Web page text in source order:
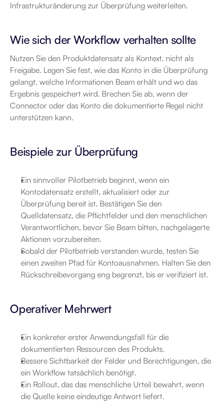
Infrastrukturänderung zur Überprüfung weiterleiten.
Wie sich der Workflow verhalten sollte
Nutzen Sie den Produktdatensatz als Kontext, nicht als
Freigabe. Legen Sie fest, wie das Konto in die Überprüfung
gelangt, welche Informationen Beam erhält und wo das
Ergebnis gespeichert wird. Brechen Sie ab, wenn der
Connector oder das Konto die dokumentierte Regel nicht
unterstützen kann.
Beispiele zur Überprüfung
Ein sinnvoller Pilotbetrieb beginnt, wenn ein
Kontodatensatz erstellt, aktualisiert oder zur
Überprüfung bereit ist. Bestätigen Sie den
Quelldatensatz, die Pflichtfelder und den menschlichen
Verantwortlichen, bevor Sie Beam bitten, nachgelagerte
Aktionen vorzubereiten.
Sobald der Pilotbetrieb verstanden wurde, testen Sie
einen zweiten Pfad für Kontoausnahmen. Halten Sie den
Rückschreibevorgang eng begrenzt, bis er verifiziert ist.
Operativer Mehrwert
Ein konkreter erster Anwendungsfall für die
dokumentierten Ressourcen des Produkts.
Bessere Sichtbarkeit der Felder und Berechtigungen, die
ein Workflow tatsächlich benötigt.
Ein Rollout, das das menschliche Urteil bewahrt, wenn
die Quelle keine eindeutige Antwort liefert.